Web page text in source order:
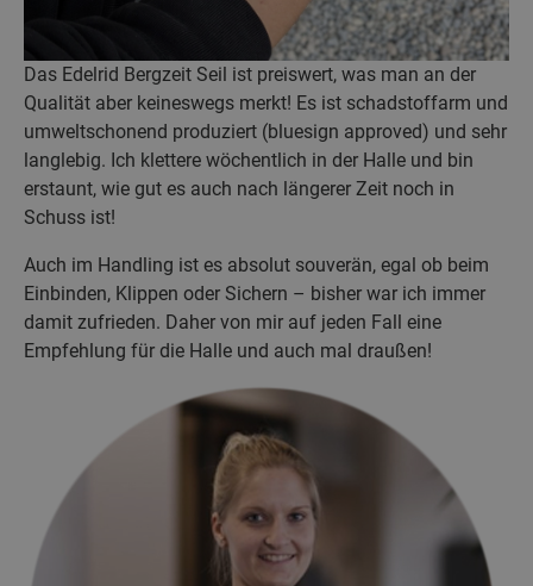
Das Edelrid Bergzeit Seil ist preiswert, was man an der
Qualität aber keineswegs merkt! Es ist schadstoffarm und
umweltschonend produziert (bluesign approved) und sehr
langlebig. Ich klettere wöchentlich in der Halle und bin
erstaunt, wie gut es auch nach längerer Zeit noch in
Schuss ist!
Auch im Handling ist es absolut souverän, egal ob beim
Einbinden, Klippen oder Sichern – bisher war ich immer
damit zufrieden. Daher von mir auf jeden Fall eine
Empfehlung für die Halle und auch mal draußen!